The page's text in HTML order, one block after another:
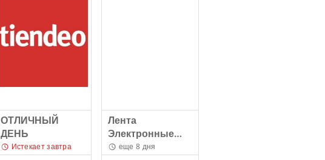
ОТЛИЧНЫЙ
ДЕНЬ
Истекает завтра
Лента
Электронные
каталоги
еще 8 дня